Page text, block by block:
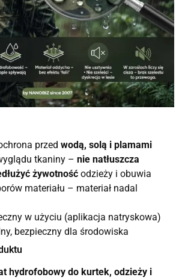
przedwodą, solą i plamami
tkaniny –nie natłuszcza
żywotność odzieży i obuwia
materiału – materiał nadal
w użyciu (aplikacja natryskowa)
bezpieczny dla środowiska
hydrofobowy do kurtek, odzieży i